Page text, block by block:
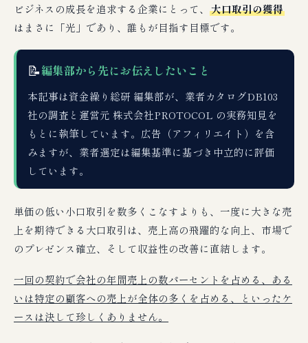
ビジネスの成長を追求する企業にとって、 大口取引の獲得
はまさに「光」であり、誰もが目指す目標です。
📝編集部から先にお伝えしたいこと
本記事は資金繰り総研 編集部が、業者カタログDB103
社の調査と運営元 株式会社PROTOCOL の実務知見を
もとに執筆しています。広告（アフィリエイト）を含
みますが、業者選定は編集基準に基づき中立的に評価
しています。
単価の低い小口取引を数多くこなすよりも、一度に大きな売
上を期待できる大口取引は、売上高の飛躍的な向上、市場で
のプレゼンス確立、そして収益性の改善に直結します。
一回の契約で会社の年間売上の数パーセントを占める、ある
いは特定の顧客への売上が全体の多くを占める、といったケ
ースは決して珍しくありません。